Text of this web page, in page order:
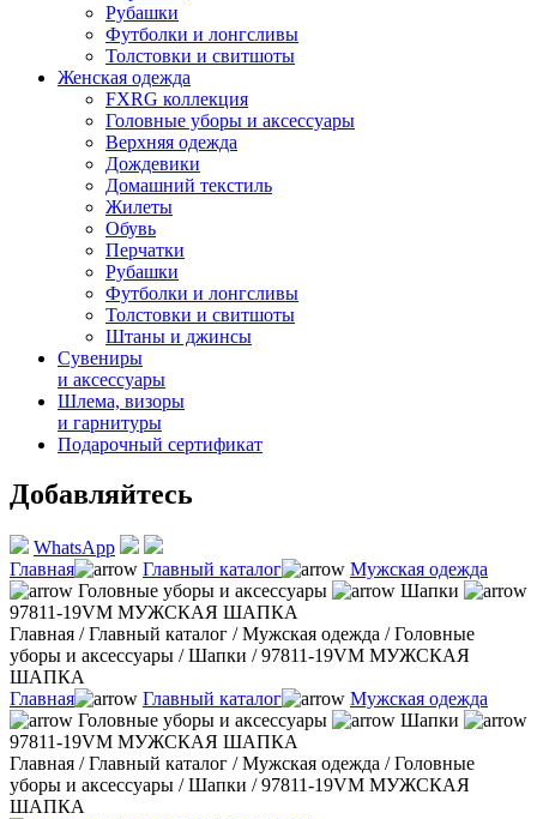
Рубашки
Футболки и лонгсливы
Толстовки и свитшоты
Женская одежда
FXRG коллекция
Головные уборы и аксессуары
Верхняя одежда
Дождевики
Домашний текстиль
Жилеты
Обувь
Перчатки
Рубашки
Футболки и лонгсливы
Толстовки и свитшоты
Штаны и джинсы
Сувениры
и аксессуары
Шлема, визоры
и гарнитуры
Подарочный сертификат
Добавляйтесь
WhatsApp
Главная
Главный каталог
Мужская одежда
Головные уборы и аксессуары
Шапки
97811-19VM МУЖСКАЯ ШАПКА
Главная /Главный каталог /Мужская одежда /Головные
уборы и аксессуары /Шапки /97811-19VM МУЖСКАЯ
ШАПКА
Главная
Главный каталог
Мужская одежда
Головные уборы и аксессуары
Шапки
97811-19VM МУЖСКАЯ ШАПКА
Главная /Главный каталог /Мужская одежда /Головные
уборы и аксессуары /Шапки /97811-19VM МУЖСКАЯ
ШАПКА